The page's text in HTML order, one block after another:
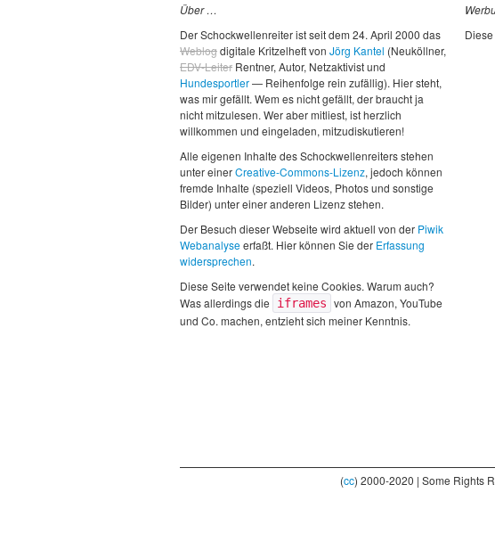
Über …
Der Schockwellenreiter ist seit dem 24. April 2000 das
Weblogdigitale Kritzelheft von Jörg Kantel (Neuköllner,
EDV-Leiter Rentner, Autor, Netzaktivist und
Hundesportler— Reihenfolge rein zufällig). Hier steht,
was mir gefällt. Wem es nicht gefällt, der braucht ja
nicht mitzulesen. Wer aber mitliest, ist herzlich
willkommen und eingeladen, mitzudiskutieren!
Alle eigenen Inhalte des Schockwellenreiters stehen
unter einerCreative-Commons-Lizenz, jedoch können
fremde Inhalte (speziell Videos, Photos und sonstige
Bilder) unter einer anderen Lizenz stehen.
Der Besuch dieser Webseite wird aktuell von der Piwik
Webanalyseerfaßt. Hier können Sie der Erfassung
widersprechen.
Diese Seite verwendet keine Cookies. Warum auch?
Was allerdings die
iframes von Amazon, YouTube
und Co. machen, entzieht sich meiner Kenntnis.
(cc) 2000-2020 | Some Rights